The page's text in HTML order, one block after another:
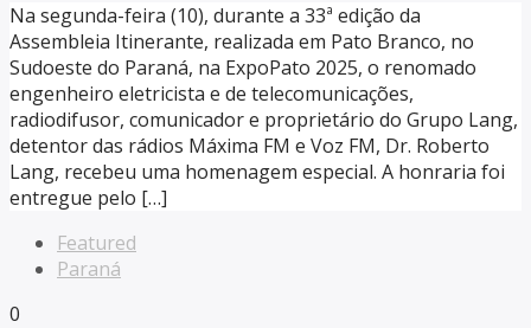
Na segunda-feira (10), durante a 33ª edição da
Assembleia Itinerante, realizada em Pato Branco, no
Sudoeste do Paraná, na ExpoPato 2025, o renomado
engenheiro eletricista e de telecomunicações,
radiodifusor, comunicador e proprietário do Grupo Lang,
detentor das rádios Máxima FM e Voz FM, Dr. Roberto
Lang, recebeu uma homenagem especial. A honraria foi
entregue pelo […]
Featured
Paraná
0